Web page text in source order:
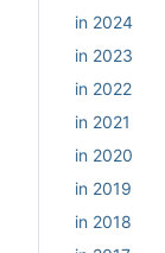
in 2024
in 2023
in 2022
in 2021
in 2020
in 2019
in 2018